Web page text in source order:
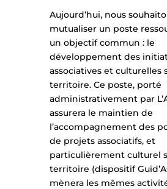
Aujourd’hui, nous
mutualiser un poste
un objectif commun : le
développement des
associatives et culturelles
territoire. Ce poste, porté
administrativement par
assurera le maintien de
l’accompagnement des
de projets associatifs, et
particulièrement culturel
territoire (dispositif
mènera les mêmes